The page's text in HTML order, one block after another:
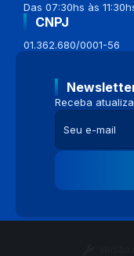
Das 07:30hs às
CNPJ
01.362.680/0001-56
Receba